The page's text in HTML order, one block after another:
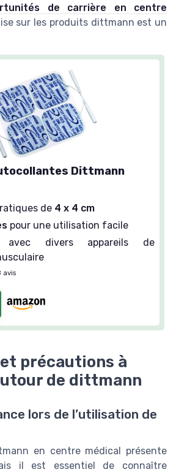
de carrière en centre
sur les produits dittmann est un
Dittmann
de 4 x 4 cm
pour une utilisation facile
avec divers appareils de
avis
précautions à
de dittmann
lors de l’utilisation de
en centre médical présente
il est essentiel de connaître